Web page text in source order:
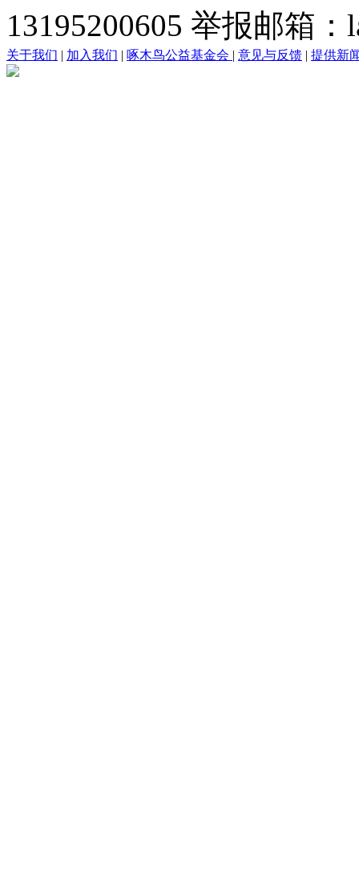
13195200605 举报邮箱
关于我们 | 加入我们 | 啄木鸟公益基金会 | 意见与反馈 | 提供新